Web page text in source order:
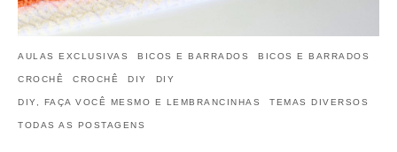
AULAS EXCLUSIVAS BICOS E BARRADOS BICOS E BARRADOS
CROCHÊ CROCHÊ DIY DIY
DIY, FAÇA VOCÊ MESMO E LEMBRANCINHAS TEMAS DIVERSOS
TODAS AS POSTAGENS